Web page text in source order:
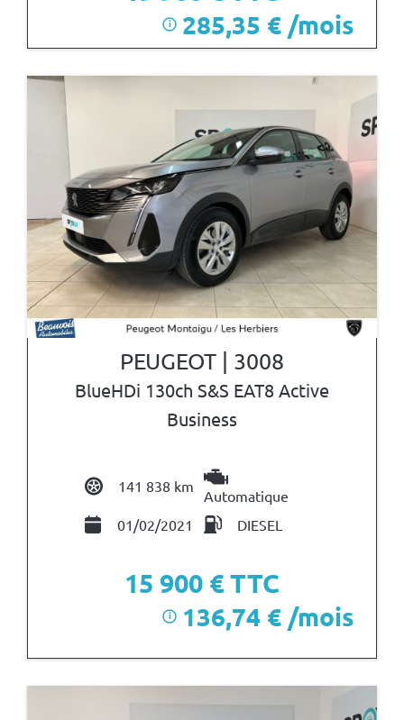
i 285,35 € /mois
PEUGEOT | 3008
BlueHDi 130ch S&S EAT8 Active
Business
141 838 km
Automatique
01/02/2021
DIESEL
15 900 € TTC
i 136,74 € /mois